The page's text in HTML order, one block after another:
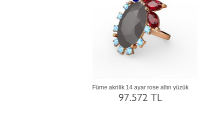
Lacivert akrilik, swarovski ve sitrin 8 ayar
beyaz altın yüzük